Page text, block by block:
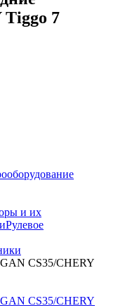
Tiggo 7
и их
Рулевое
CS35/CHERY